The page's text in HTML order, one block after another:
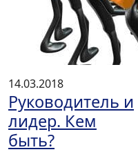
14.03.2018
Руководитель и
лидер. Кем
быть?